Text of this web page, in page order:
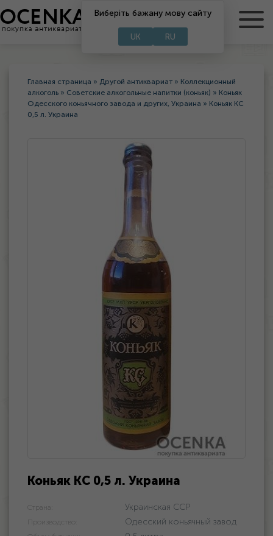
RU
Виберіть бажану мову сайту
UK RU
Главная страница » Другой антиквариат » Коллекционный
алкоголь » Советские алкогольные напитки (коньяк) » Коньяк
Одесского коньячного завода и других, Украина » Коньяк КС
0,5 л. Украина
Коньяк КС 0,5 л. Украина
Страна: Украинская ССР
Производство: Одесский коньячный завод